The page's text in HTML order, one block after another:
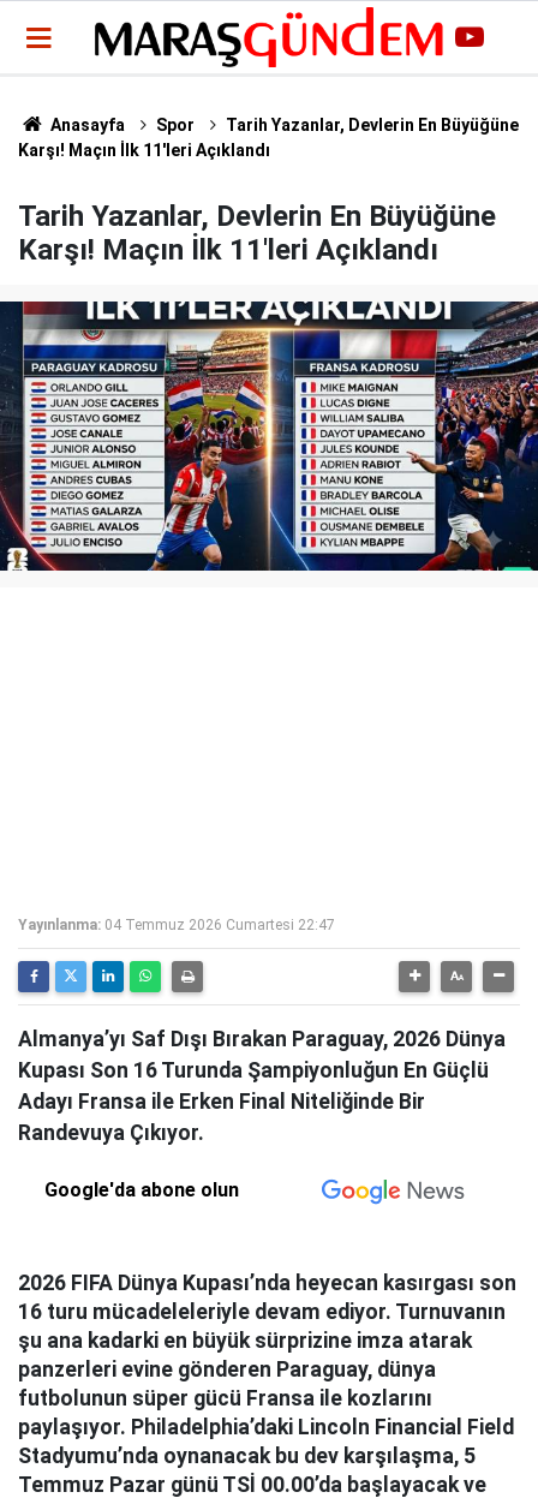
Anasayfa Spor
Tarih Yazanlar, Devlerin En Büyüğüne
Karşı! Maçın İlk 11'leri Açıklandı
Tarih Yazanlar, Devlerin En Büyüğüne
Karşı! Maçın İlk 11'leri Açıklandı
Yayınlanma: 04 Temmuz 2026 Cumartesi 22:47
Almanya’yı Saf Dışı Bırakan Paraguay, 2026 Dünya
Kupası Son 16 Turunda Şampiyonluğun En Güçlü
Adayı Fransa ile Erken Final Niteliğinde Bir
Randevuya Çıkıyor.
Google'da abone olun
2026 FIFA Dünya Kupası’nda heyecan kasırgası son
16 turu mücadeleleriyle devam ediyor. Turnuvanın
şu ana kadarki en büyük sürprizine imza atarak
panzerleri evine gönderen Paraguay, dünya
futbolunun süper gücü Fransa ile kozlarını
paylaşıyor. Philadelphia’daki Lincoln Financial Field
Stadyumu’nda oynanacak bu dev karşılaşma, 5
Temmuz Pazar günü TSİ 00.00’da başlayacak ve